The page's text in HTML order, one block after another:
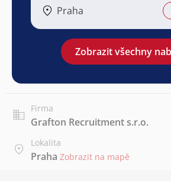
Praha
Zobrazit všechny
Firma
Grafton Recruitment s.r.o.
Lokalita
Praha Zobrazit na mapě